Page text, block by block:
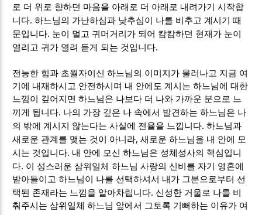
로 더 위로 향하던 마음을 아래로 더 아래로 내려가기 시작합
니다.하느님의 가난하심과 낮추심이 나를 비추고 계시기 때
문입니다. 눈이 멀고 귀머거리가 되어 캄캄하던 현재가 눈이
열리고 귀가 열려 듣게 되는 것입니다.
전능한 힘과 초월자이신 하느님의 이미지가 물러나고 지금 여
기에 내재하시고 안전하시며 내 안에도 계시는 하느님에 대한
느낌이 깊어지면 하느님은 나보다 더 나와 가까운 분으로 느
끼게 됩니다. 나의 가장 깊은 나 속에서 발견하는 하느님은 나
의 밖에 계시지 않는다는 사실에 전율을 느낍니다.하느님과
새로운 관계를 맺는 것이 아니라,새로운 하느님을 내 안에 모
시는 것입니다. 내 안에 모신 하느님은 성체성사의 핵심입니
다. 이 성스러운 삼위일체 하느님 사랑의 신비를 자기 영혼에
받아들이고 하느님이 나를 선택하셔서 내가 그분으로부터 선
택된 존재라는 느낌을 알아차립니다. 신성한 거울로 나를 비
춰주시는 삼위일체 하느님 앞에서 그토록 기뻐하는 이유가 여